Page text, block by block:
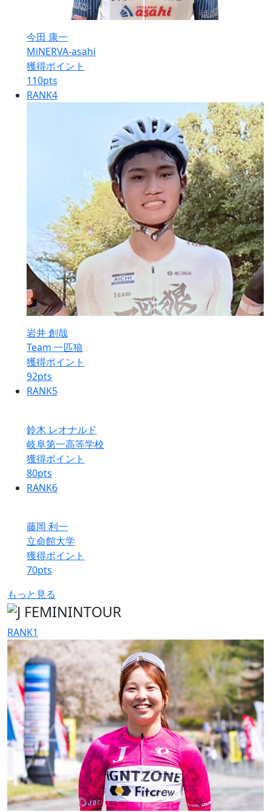
今田 康一
MiNERVA-asahi
獲得ポイント
110pts
RANK4
岩井 創哉
Team 一匹狼
獲得ポイント
92pts
RANK5
鈴木 レオナルド
岐阜第一高等学校
獲得ポイント
80pts
RANK6
藤岡 利一
立命館大学
獲得ポイント
70pts
もっと見る
RANK1